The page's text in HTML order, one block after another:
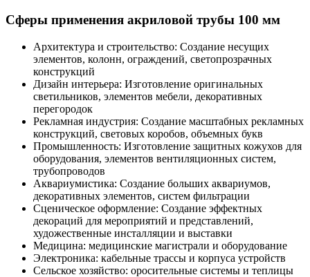
Сферы применения акриловой трубы 100 мм
Архитектура и строительство: Создание несущих
элементов, колонн, ограждений, светопрозрачных
конструкций
Дизайн интерьера: Изготовление оригинальных
светильников, элементов мебели, декоративных
перегородок
Рекламная индустрия: Создание масштабных рекламных
конструкций, световых коробов, объемных букв
Промышленность: Изготовление защитных кожухов для
оборудования, элементов вентиляционных систем,
трубопроводов
Аквариумистика: Создание больших аквариумов,
декоративных элементов, систем фильтрации
Сценическое оформление: Создание эффектных
декораций для мероприятий и представлений,
художественные инсталляции и выставки
Медицина: медицинские магистрали и оборудование
Электроника: кабельные трассы и корпуса устройств
Сельское хозяйство: оросительные системы и теплицы